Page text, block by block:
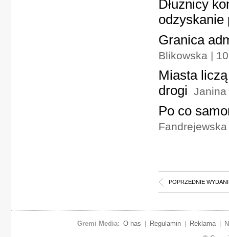
Dłużnicy
odzyskanie
Granica
Blikowska |
Miasta
drogi
Janina
Po co
POPRZEDNIE
Gremi Media: O nas Regulamin Reklama